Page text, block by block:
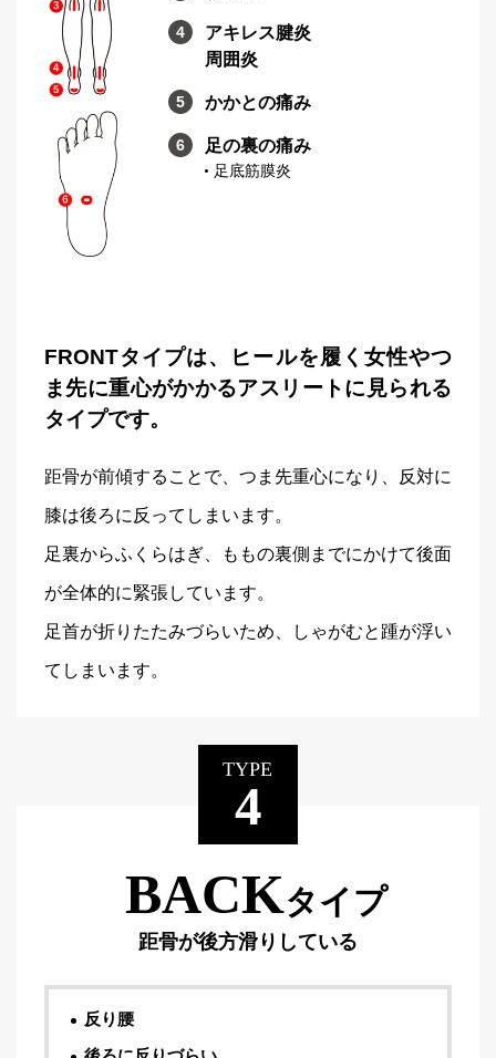
アキレス腱炎
周囲炎
かかとの痛み
足の裏の痛み
足底筋膜炎
FRONTタイプは、ヒールを履く女性やつ
ま先に重心がかかるアスリートに見られる
タイプです。
距骨が前傾することで、つま先重心になり、反対に
膝は後ろに反ってしまいます。
足裏からふくらはぎ、ももの裏側までにかけて後面
が全体的に緊張しています。
足首が折りたたみづらいため、しゃがむと踵が浮い
てしまいます。
TYPE
4
BACKタイプ
距骨が後方滑りしている
反り腰